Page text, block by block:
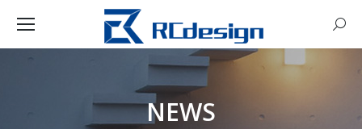
NEWS
You are here: